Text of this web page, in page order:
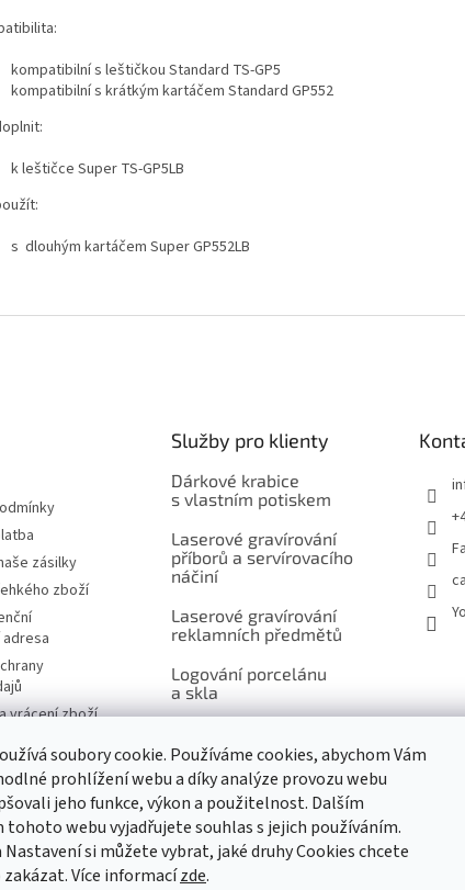
soubory cookie. Používáme cookies, abychom Vám
prohlížení webu a díky analýze provozu webu
jeho funkce, výkon a použitelnost. Dalším
tohoto webu vyjadřujete souhlas s jejich používáním.
si můžete vybrat, jaké druhy Cookies chcete
Více informacízde.
kompatibilní s leštičkou Standard TS-GP5
kompatibilní s krátkým kartáčem Standard GP552
k leštičce Super TS-GP5LB
s dlouhým kartáčem Super GP552LB
zásilky
zboží
vrácení zboží
Služby pro klienty
Dárkové krabice
s vlastním potiskem
Laserové gravírování
příborů a servírovacího
náčiní
Laserové gravírování
reklamních předmětů
Logování porcelánu
a skla
a potisk
Ukázky reklamního
potisku produktů